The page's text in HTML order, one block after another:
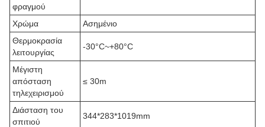
φραγμού
Χρώμα
Ασημένιο
Θερμοκρασία
λειτουργίας
-30°C~+80°C
Μέγιστη
απόσταση
τηλεχειρισμού
≤ 30m
Διάσταση του
σπιτιού
344*283*1019mm